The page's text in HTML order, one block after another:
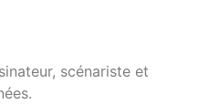
scénariste et